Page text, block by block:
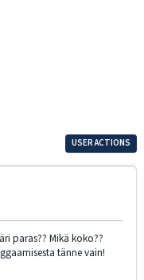
USER ACTIONS
paras?? Mikä koko??
tänne vain!